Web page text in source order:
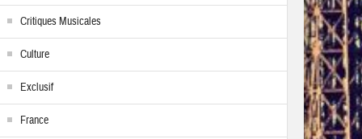
Critiques Musicales
Culture
Exclusif
France